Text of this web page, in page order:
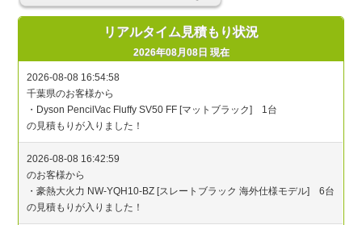
リアルタイム見積もり状況
2026年08月08日 現在